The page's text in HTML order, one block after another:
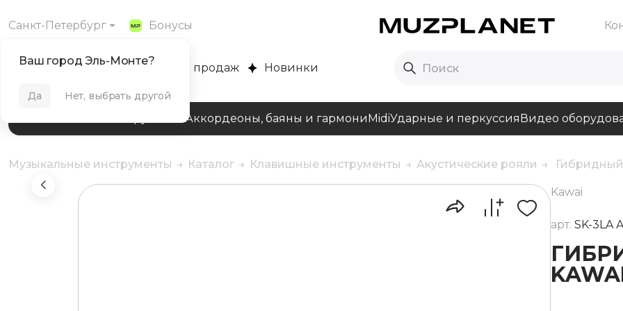
Санкт-Петербург Бонусы
Ваш город Эль-Монте?
Да Нет, выбрать другой
MUZPLANET Хиты продаж Новинки
Клавишные инструментыАккордеоны, баяны и гармониMidiУдарные и перкуссияВидео
Музыкальные инструменты Каталог Клавишные инструменты Акустические рояли Гибридный
Kawai
арт. SK-3LA